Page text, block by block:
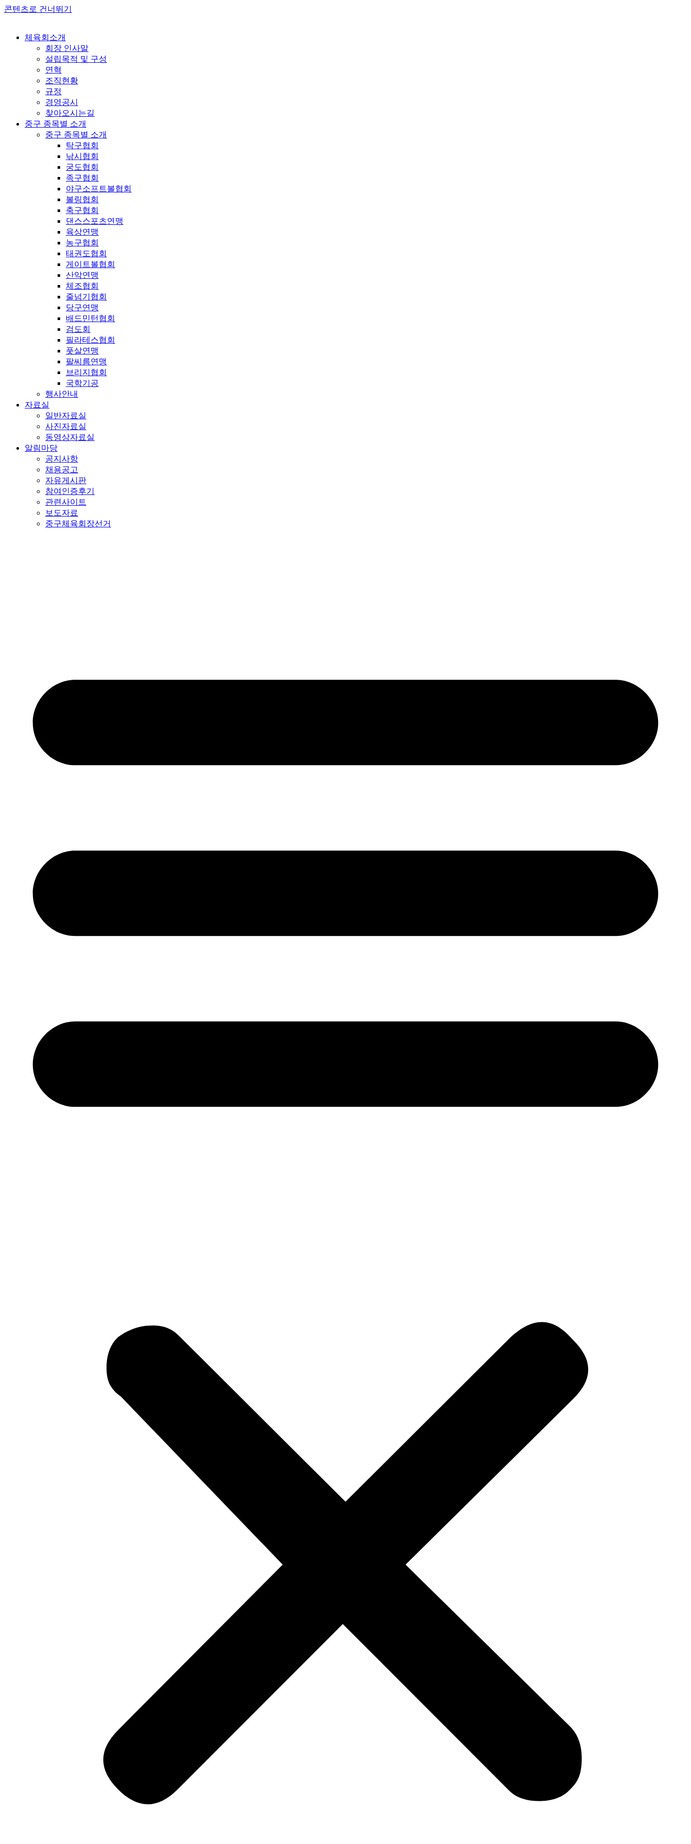
콘텐츠로 건너뛰기
체육회소개
회장 인사말
설립목적 및 구성
연혁
조직현황
규정
경영공시
찾아오시는길
중구 종목별 소개
중구 종목별 소개
탁구협회
낚시협회
궁도협회
족구협회
야구소프트볼협회
볼링협회
축구협회
댄스스포츠연맹
육상연맹
농구협회
태권도협회
게이트볼협회
산악연맹
체조협회
줄넘기협회
당구연맹
배드민턴협회
검도회
필라테스협회
풋살연맹
팔씨름연맹
브리지협회
국학기공
행사안내
자료실
일반자료실
사진자료실
동영상자료실
알림마당
공지사항
채용공고
자유게시판
참여인증후기
관련사이트
보도자료
중구체육회장선거